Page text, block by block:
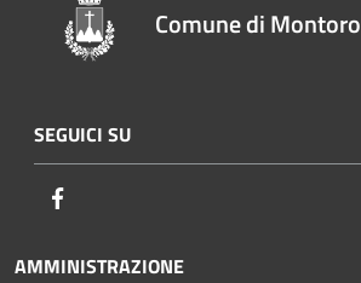
Comune di Montoro
SEGUICI SU
AMMINISTRAZIONE